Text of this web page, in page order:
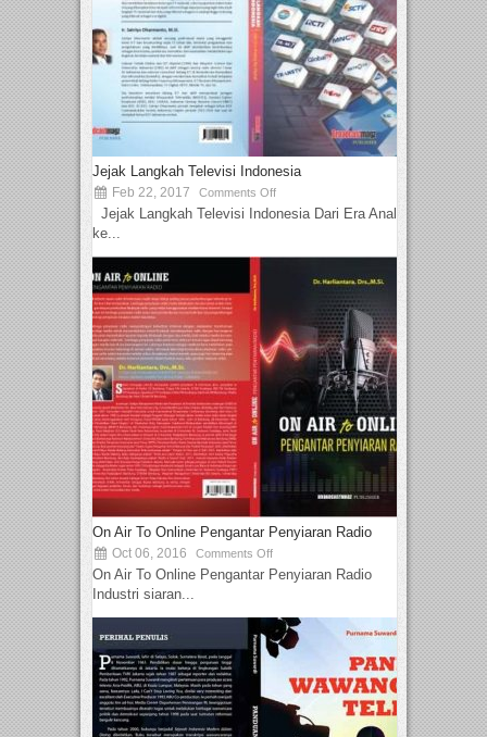
Jejak Langkah Televisi Indonesia
Feb 22, 2017 Comments Off
Jejak Langkah Televisi Indonesia Dari Era Analog
ke...
On Air To Online Pengantar Penyiaran Radio
Oct 06, 2016 Comments Off
On Air To Online Pengantar Penyiaran Radio
Industri siaran...